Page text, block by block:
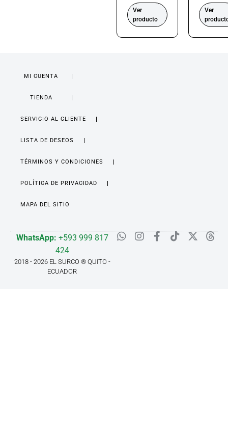
Ver
producto
Ver
MI CUENTA
TIENDA
SERVICIO AL CLIENTE
LISTA DE DESEOS
TÉRMINOS Y CONDICIONES
POLÍTICA DE PRIVACIDAD
MAPA DEL SITIO
WhatsApp: +593 999 817
424
2018 - 2026 EL SURCO ® QUITO -
ECUADOR